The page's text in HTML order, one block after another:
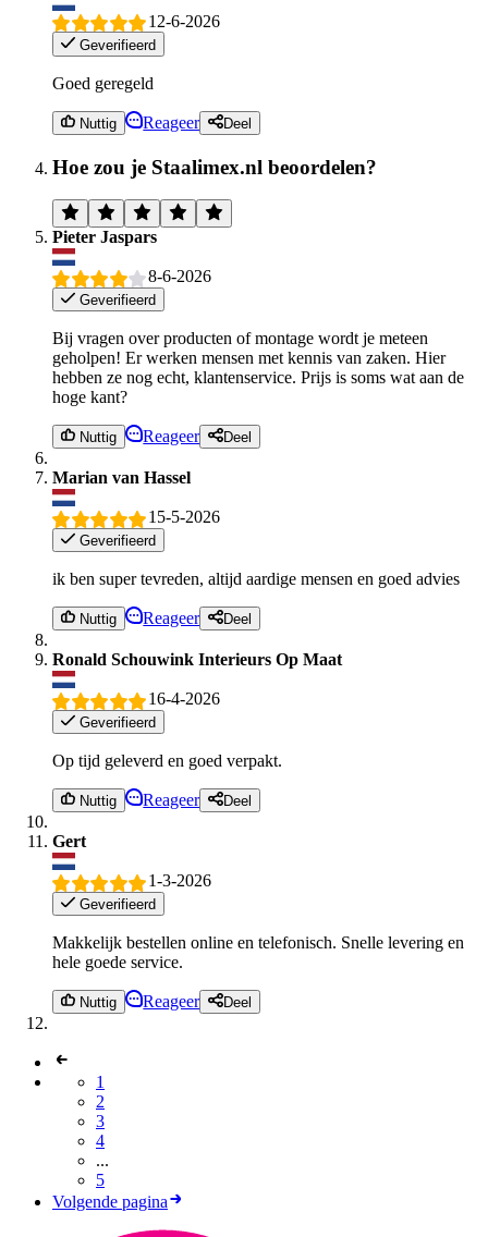
12-6-2026
Geverifieerd
Goed geregeld
Nuttig Reageer Deel
Hoe zou je Staalimex.nl beoordelen?
Pieter Jaspars
8-6-2026
Geverifieerd
Bij vragen over producten of montage wordt je meteen
geholpen! Er werken mensen met kennis van zaken. Hier
hebben ze nog echt, klantenservice. Prijs is soms wat aan de
hoge kant?
Nuttig Reageer Deel
Marian van Hassel
15-5-2026
Geverifieerd
ik ben super tevreden, altijd aardige mensen en goed advies
Nuttig Reageer Deel
Ronald Schouwink Interieurs Op Maat
16-4-2026
Geverifieerd
Op tijd geleverd en goed verpakt.
Nuttig Reageer Deel
Gert
1-3-2026
Geverifieerd
Makkelijk bestellen online en telefonisch. Snelle levering en
hele goede service.
Nuttig Reageer Deel
1
2
3
4
...
5
Volgende pagina